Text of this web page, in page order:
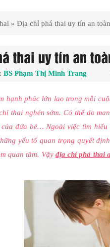
» Địa chỉ phá thai uy tín an
thai uy tín an
BS Phạm Thị Minh Trang
hạnh phúc lớn lao trong mỗi
thai nghén sớm. Có thể do
đứa bé… Ngoài việc tìm
yếu tố quan trọng quyết
quan tâm. Vậy địa chỉ phá thai